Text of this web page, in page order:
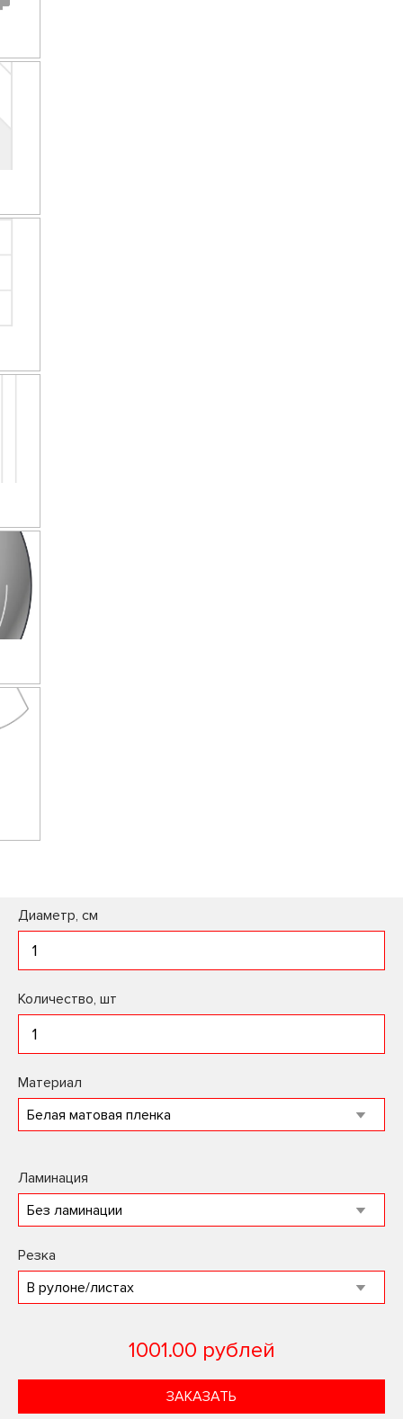
Диаметр, см
Количество, шт
Материал
Ламинация
Резка
1001.00 рублей
ЗАКАЗАТЬ